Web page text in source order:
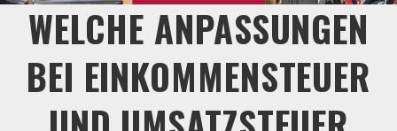
WELCHE ANPASSUNGEN
BEI EINKOMMENSTEUER